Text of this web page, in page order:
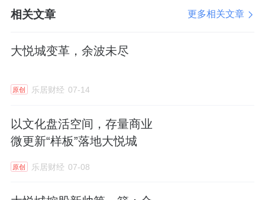
真正的奢华，是让自然成为生活的背景，让建
功能即场景
一周不出社区的丰盛日常
紫京宸园会所约5700㎡空间包含了健身、社
交、商务、艺术、休闲5大主题区域、24个功
相关文章 更多相关文章
大悦城变革，余波未尽
原创 乐居财经 07-14
以文化盘活空间，存量商业
微更新“样板”落地大悦城
原创 乐居财经 07-08